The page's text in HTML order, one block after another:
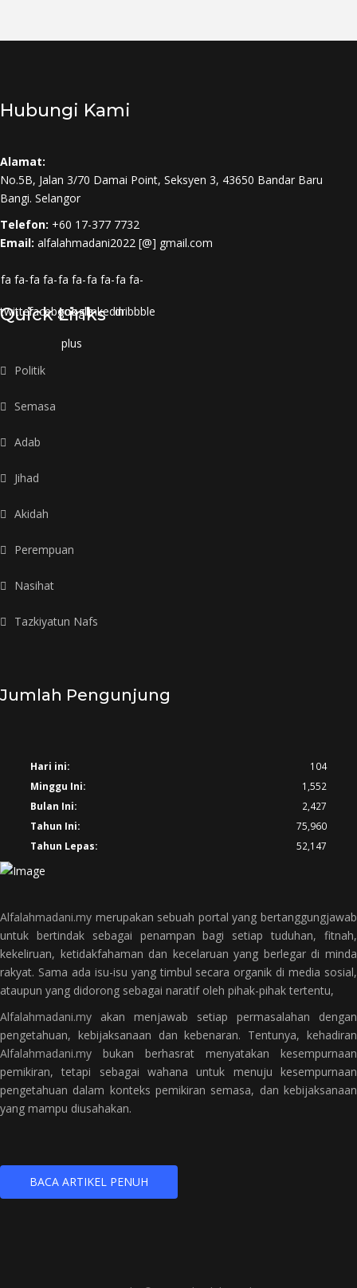
Hubungi Kami
Alamat:
No.5B, Jalan 3/70 Damai Point, Seksyen 3, 43650 Bandar Baru
Bangi. Selangor
Telefon: +60 17-377 7732
Email: alfalahmadani2022 [@] gmail.com
fa fa-
twitter
fa fa-
facebook
fa fa-
google-
plus
fa fa-
linkedin
fa fa-
dribbble
Quick Links
Politik
Semasa
Adab
Jihad
Akidah
Perempuan
Nasihat
Tazkiyatun Nafs
Jumlah Pengunjung
Hari ini:
104
Minggu Ini:
1,552
Bulan Ini:
2,427
Tahun Ini:
75,960
Tahun Lepas:
52,147
Alfalahmadani.my merupakan sebuah portal yang bertanggungjawab
untuk bertindak sebagai penampan bagi setiap tuduhan, fitnah,
kekeliruan, ketidakfahaman dan kecelaruan yang berlegar di minda
rakyat. Sama ada isu-isu yang timbul secara organik di media sosial,
ataupun yang didorong sebagai naratif oleh pihak-pihak tertentu,
Alfalahmadani.my akan menjawab setiap permasalahan dengan
pengetahuan, kebijaksanaan dan kebenaran. Tentunya, kehadiran
Alfalahmadani.my bukan berhasrat menyatakan kesempurnaan
pemikiran, tetapi sebagai wahana untuk menuju kesempurnaan
pengetahuan dalam konteks pemikiran semasa, dan kebijaksanaan
yang mampu diusahakan.
BACA ARTIKEL PENUH